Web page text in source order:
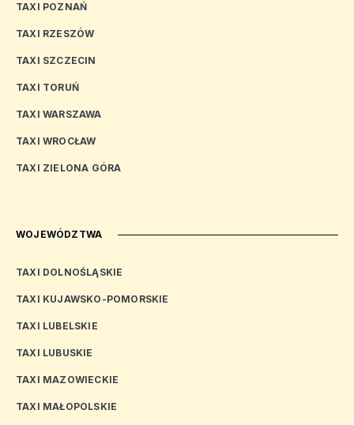
TAXI POZNAŃ
TAXI RZESZÓW
TAXI SZCZECIN
TAXI TORUŃ
TAXI WARSZAWA
TAXI WROCŁAW
TAXI ZIELONA GÓRA
WOJEWÓDZTWA
TAXI DOLNOŚLĄSKIE
TAXI KUJAWSKO-POMORSKIE
TAXI LUBELSKIE
TAXI LUBUSKIE
TAXI MAZOWIECKIE
TAXI MAŁOPOLSKIE